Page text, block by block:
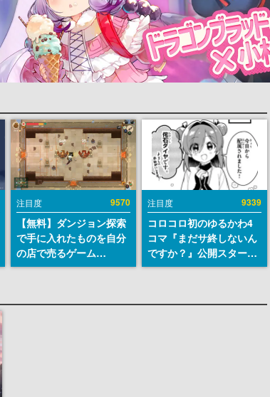
注目度 9570
【無料】ダンジョン探索
で手に入れたものを自分
の店で売るゲーム
『Moonlighter』が
注目度 9339
コロコロ初のゆるかわ4
コマ『まだサ終しないん
ですか？』公開スター
ト。主人公は新入社員の